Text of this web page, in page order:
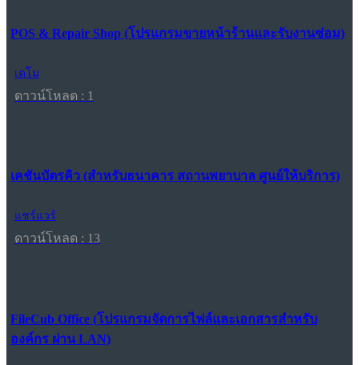
POS & Repair Shop (โปรแกรมขายหน้าร้านและรับงานซ่อม)
เดโม
ดาวน์โหลด : 1
เคชันบัตรคิว (สำหรับธนาคาร สถานพยาบาล ศูนย์ให้บริการ)
แชร์แวร์
ดาวน์โหลด : 13
FileCub Office (โปรแกรมจัดการไฟล์และเอกสารสำหรับ
องค์กร ผ่าน LAN)